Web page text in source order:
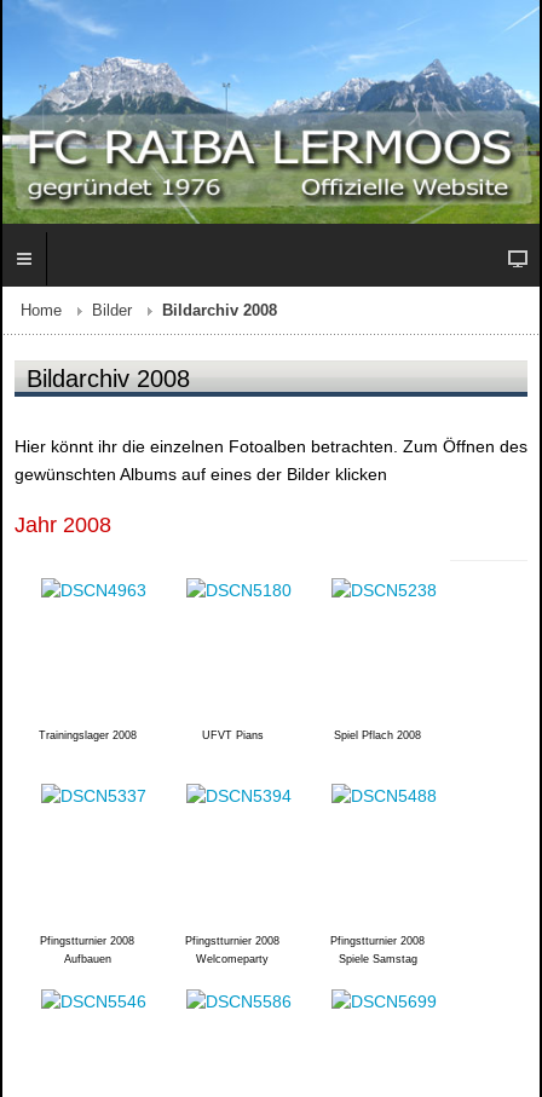
Home Bilder Bildarchiv 2008
Bildarchiv 2008
Hier könnt ihr die einzelnen Fotoalben betrachten. Zum Öffnen des
gewünschten Albums auf eines der Bilder klicken
Jahr 2008
Trainingslager 2008 UFVT Pians Spiel Pflach 2008
Pfingstturnier 2008
Aufbauen
Pfingstturnier 2008
Welcomeparty
Pfingstturnier 2008
Spiele Samstag